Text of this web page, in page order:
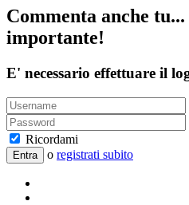
Commenta anche
importante!
E' necessario effettuare il
Ricordami
o registrati subito